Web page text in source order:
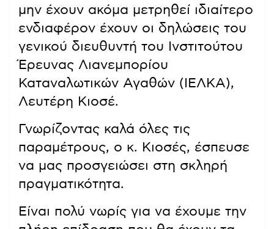
μην έχουν ακόμα μετρηθεί ιδιαίτερο
ενδιαφέρον έχουν οι δηλώσεις του
γενικού διευθυντή του Ινστιτούτου
Έρευνας Λιανεμπορίου
Καταναλωτικών Αγαθών (ΙΕΛΚΑ),
Λευτέρη Κιοσέ.
Γνωρίζοντας καλά όλες τις
παραμέτρους, ο κ. Κιοσές, έσπευσε
να μας προσγειώσει στη σκληρή
πραγματικότητα.
Είναι πολύ νωρίς για να έχουμε την